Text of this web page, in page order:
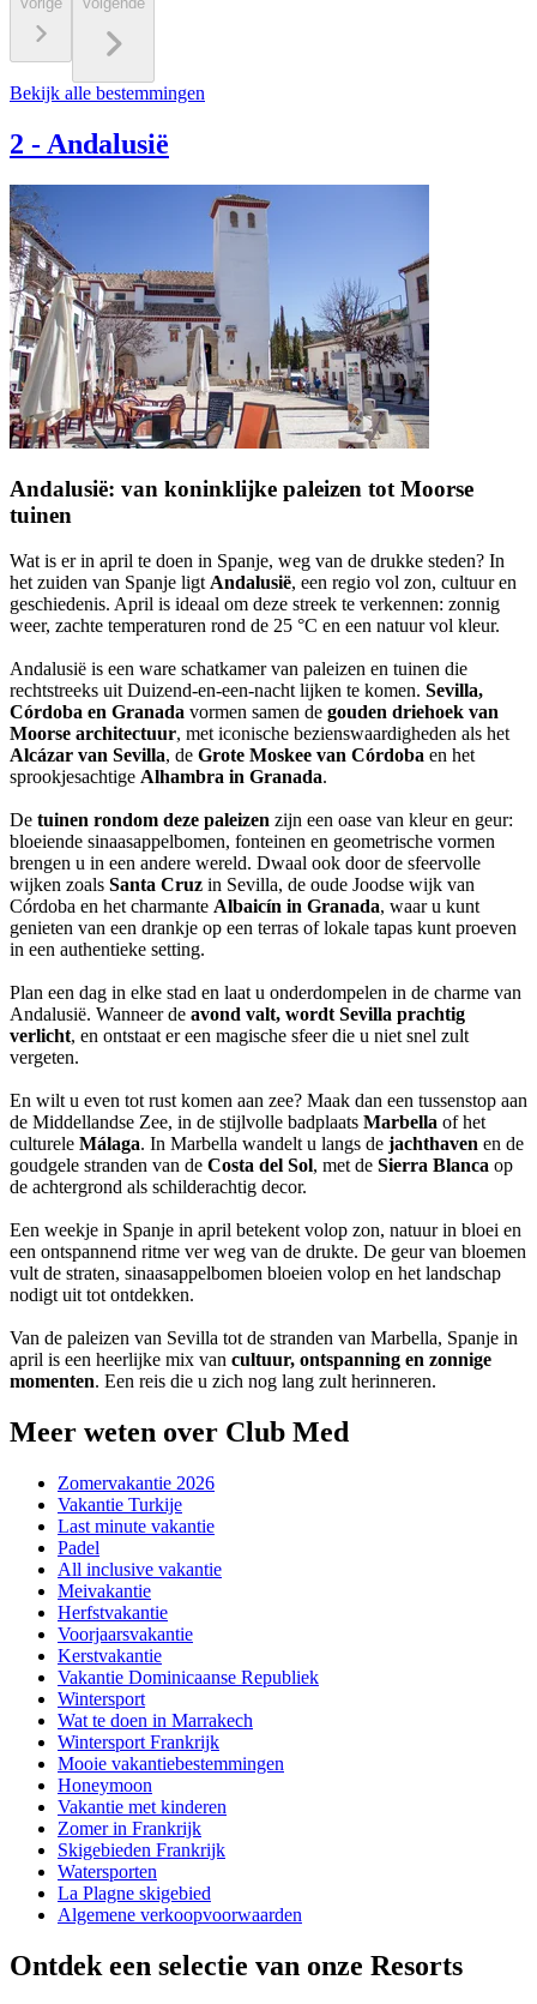
Bekijk alle bestemmingen
2 - Andalusië
Andalusië: van koninklijke paleizen tot Moorse
tuinen
Wat is er in april te doen in Spanje, weg van de drukke steden? In
het zuiden van Spanje ligt Andalusië, een regio vol zon, cultuur en
geschiedenis. April is ideaal om deze streek te verkennen: zonnig
weer, zachte temperaturen rond de 25 °C en een natuur vol kleur.
Andalusië is een ware schatkamer van paleizen en tuinen die
rechtstreeks uit Duizend-en-een-nacht lijken te komen. Sevilla,
Córdoba en Granada vormen samen de gouden driehoek van
Moorse architectuur, met iconische bezienswaardigheden als het
Alcázar van Sevilla, de Grote Moskee van Córdoba en het
sprookjesachtige Alhambra in Granada.
De tuinen rondom deze paleizen zijn een oase van kleur en geur:
bloeiende sinaasappelbomen, fonteinen en geometrische vormen
brengen u in een andere wereld. Dwaal ook door de sfeervolle
wijken zoals Santa Cruz in Sevilla, de oude Joodse wijk van
Córdoba en het charmante Albaicín in Granada, waar u kunt
genieten van een drankje op een terras of lokale tapas kunt proeven
in een authentieke setting.
Plan een dag in elke stad en laat u onderdompelen in de charme van
Andalusië. Wanneer de avond valt, wordt Sevilla prachtig
verlicht, en ontstaat er een magische sfeer die u niet snel zult
vergeten.
En wilt u even tot rust komen aan zee? Maak dan een tussenstop aan
de Middellandse Zee, in de stijlvolle badplaats Marbella of het
culturele Málaga. In Marbella wandelt u langs de jachthaven en de
goudgele stranden van de Costa del Sol, met de Sierra Blanca op
de achtergrond als schilderachtig decor.
Een weekje in Spanje in april betekent volop zon, natuur in bloei en
een ontspannend ritme ver weg van de drukte. De geur van bloemen
vult de straten, sinaasappelbomen bloeien volop en het landschap
nodigt uit tot ontdekken.
Van de paleizen van Sevilla tot de stranden van Marbella, Spanje in
april is een heerlijke mix van cultuur, ontspanning en zonnige
momenten. Een reis die u zich nog lang zult herinneren.
Meer weten over Club Med
Zomervakantie 2026
Vakantie Turkije
Last minute vakantie
Padel
All inclusive vakantie
Meivakantie
Herfstvakantie
Voorjaarsvakantie
Kerstvakantie
Vakantie Dominicaanse Republiek
Wintersport
Wat te doen in Marrakech
Wintersport Frankrijk
Mooie vakantiebestemmingen
Honeymoon
Vakantie met kinderen
Zomer in Frankrijk
Skigebieden Frankrijk
Watersporten
La Plagne skigebied
Algemene verkoopvoorwaarden
Ontdek een selectie van onze Resorts